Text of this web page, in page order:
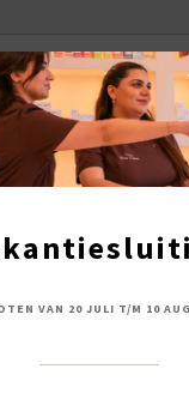
VAN 20 JULI T/M 10
*